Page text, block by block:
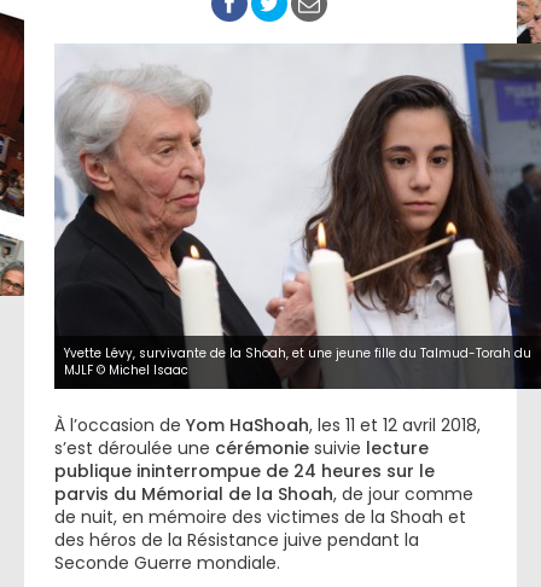
Yvette Lévy, survivante de la Shoah, et une jeune fille du Talmud-Torah du
MJLF © Michel Isaac
À l’occasion de Yom HaShoah, les 11 et 12 avril 2018,
s’est déroulée une cérémonie suivie lecture
publique ininterrompue de 24 heures sur le
parvis du Mémorial de la Shoah, de jour comme
de nuit, en mémoire des victimes de la Shoah et
des héros de la Résistance juive pendant la
Seconde Guerre mondiale.